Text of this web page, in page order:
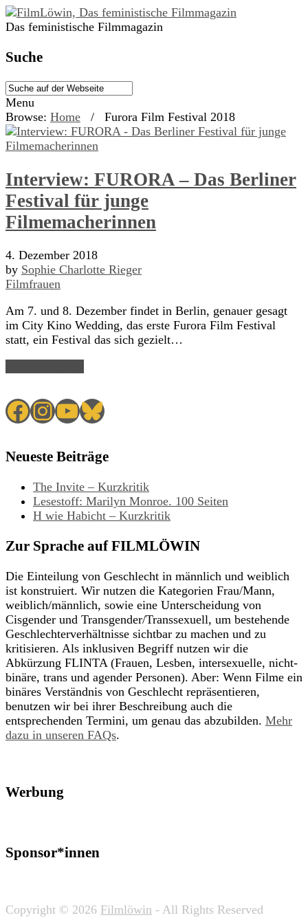
Das feministische Filmmagazin
Suche
Menu
Browse: Home / Furora Film Festival 2018
Interview: FURORA – Das Berliner
Festival für junge
Filmemacherinnen
4. Dezember 2018
by Sophie Charlotte Rieger
Filmfrauen
Am 7. und 8. Dezember findet in Berlin, genauer gesagt
im City Kino Wedding, das erste Furora Film Festival
statt, ein Festival das sich gezielt…
Facebook
Instagram
YouTube
Bluesky
Neueste Beiträge
The Invite – Kurzkritik
Lesestoff: Marilyn Monroe. 100 Seiten
H wie Habicht – Kurzkritik
Zur Sprache auf FILMLÖWIN
Die Einteilung von Geschlecht in männlich und weiblich
ist konstruiert. Wir nutzen die Kategorien Frau/Mann,
weiblich/männlich, sowie eine Unterscheidung von
Cisgender und Transgender/Transsexuell, um bestehende
Geschlechterverhältnisse sichtbar zu machen und zu
kritisieren. Als inklusiven Begriff nutzen wir die
Abkürzung FLINTA (Frauen, Lesben, intersexuelle, nicht-
binäre, trans und agender Personen). Aber: Wenn Filme ein
binäres Verständnis von Geschlecht repräsentieren,
benutzen wir bei ihrer Beschreibung auch die
entsprechenden Termini, um genau das abzubilden. Mehr
dazu in unseren FAQs.
Werbung
Sponsor*innen
Copyright © 2026 Filmlöwin - All Rights Reserved